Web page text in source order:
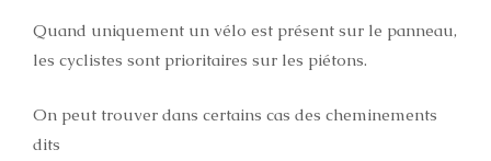
Quand uniquement un vélo est présent sur le panneau,
les cyclistes sont prioritaires sur les piétons.
On peut trouver dans certains cas des cheminements
dits